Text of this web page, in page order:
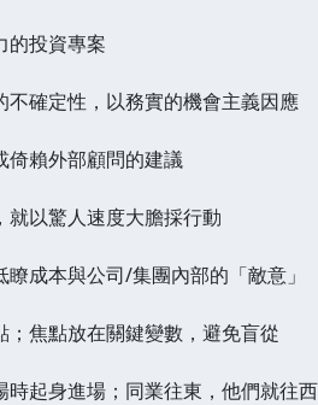
投資專案
確定性，以務實的機會主義因應
賴外部顧問的建議
以驚人速度大膽採行動
成本與公司/集團內部的「敵意」
焦點放在關鍵變數，避免盲從
起身進場；同業往東，他們就往西